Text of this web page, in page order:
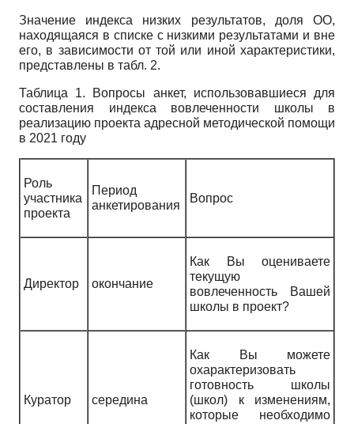
Значение индекса низких результатов, доля ОО,
находящаяся в списке с низкими результатами и вне
его, в зависимости от той или иной характеристики,
представлены в табл. 2.
Таблица 1. Вопросы анкет, использовавшиеся для
составления индекса вовлеченности школы в
реализацию проекта адресной методической помощи
в 2021 году
Роль
участника
проекта
Период
анкетирования
Вопрос
Директор окончание
Как Вы оцениваете
текущую
вовлеченность Вашей
школы в проект?
Куратор середина
Как Вы можете
охарактеризовать
готовность школы
(школ) к изменениям,
которые необходимо